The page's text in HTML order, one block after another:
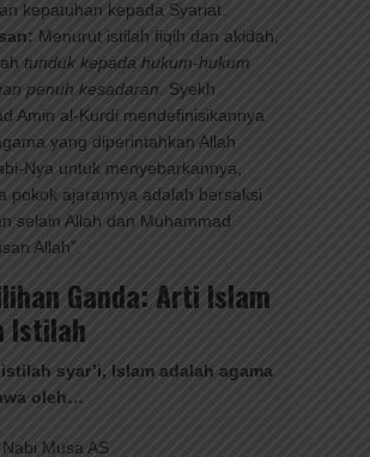
kepatuhan kepada Syariat.
Menurut istilah fiqih dan akidah,
tunduk kepada hukum-hukum
penuh kesadaran . Syekh
Amin al-Kurdi mendefinisikannya
yang diperintahkan Allah
Nya untuk menyebarkannya,
pokok ajarannya adalah bersaksi
selain Allah dan Muhammad
Allah”.
Ganda: Arti Islam
Istilah
syar’i, Islam adalah agama
oleh…
Musa AS